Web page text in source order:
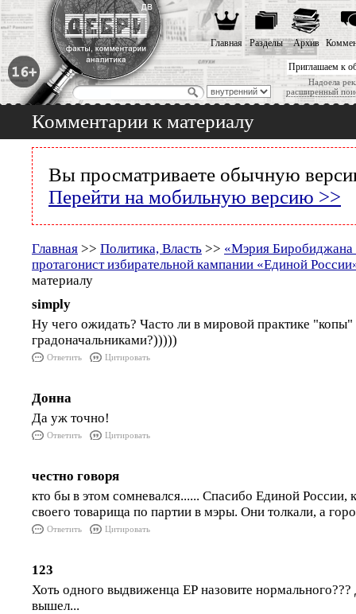
Приглашаем к
Надоела
расширенный
Главная Разделы Архив
Комментарии к материалу
Вы просматриваете обычную
Перейти на мобильную версию >>
Главная >> Политика, Власть >> «Мэрия Биробиджана
протагонист избирательной кампании «Единой
материалу
simply
Ну чего ожидать? Часто ли в мировой практике "копы"
градоначальниками?)))))
Ответить Цитировать
Донна
Да уж точно!
Ответить Цитировать
честно говоря
кто бы в этом сомневался...... Спасибо Единой России,
своего товарища по партии в мэры. Они толкали, а
Ответить Цитировать
123
Хоть одного выдвиженца ЕР назовите
вышел...